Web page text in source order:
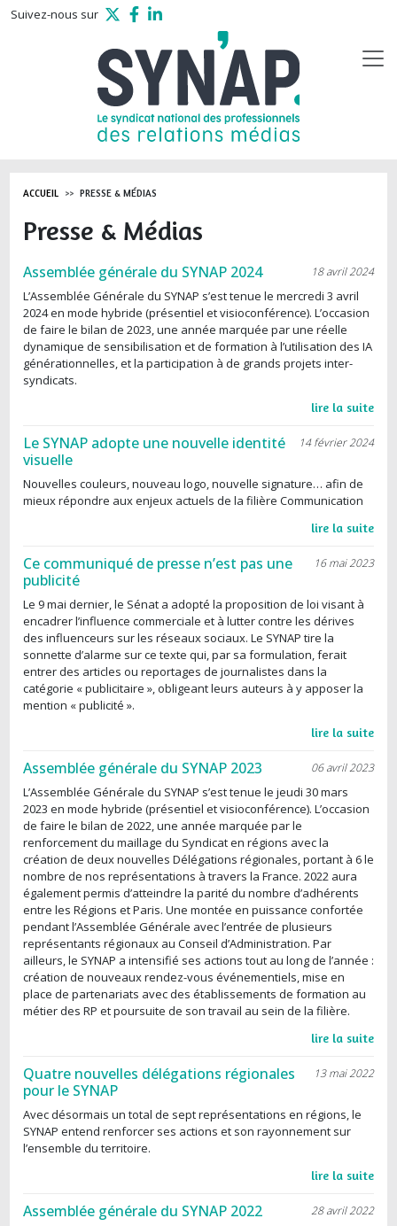
Aller au contenu principal
Suivez-nous sur
ACCUEIL PRESSE & MÉDIAS
Presse & Médias
18 avril 2024
Assemblée générale du SYNAP 2024
L’Assemblée Générale du SYNAP s’est tenue le mercredi 3 avril
2024 en mode hybride (présentiel et visioconférence). L’occasion
de faire le bilan de 2023, une année marquée par une réelle
dynamique de sensibilisation et de formation à l’utilisation des IA
générationnelles, et la participation à de grands projets inter-
syndicats.
lire la suite
14 février 2024
Le SYNAP adopte une nouvelle identité
visuelle
Nouvelles couleurs, nouveau logo, nouvelle signature… afin de
mieux répondre aux enjeux actuels de la filière Communication
lire la suite
16 mai 2023
Ce communiqué de presse n’est pas une
publicité
Le 9 mai dernier, le Sénat a adopté la proposition de loi visant à
encadrer l’influence commerciale et à lutter contre les dérives
des influenceurs sur les réseaux sociaux. Le SYNAP tire la
sonnette d’alarme sur ce texte qui, par sa formulation, ferait
entrer des articles ou reportages de journalistes dans la
catégorie « publicitaire », obligeant leurs auteurs à y apposer la
mention « publicité ».
lire la suite
06 avril 2023
Assemblée générale du SYNAP 2023
L’Assemblée Générale du SYNAP s’est tenue le jeudi 30 mars
2023 en mode hybride (présentiel et visioconférence). L’occasion
de faire le bilan de 2022, une année marquée par le
renforcement du maillage du Syndicat en régions avec la
création de deux nouvelles Délégations régionales, portant à 6 le
nombre de nos représentations à travers la France. 2022 aura
également permis d’atteindre la parité du nombre d’adhérents
entre les Régions et Paris. Une montée en puissance confortée
pendant l’Assemblée Générale avec l’entrée de plusieurs
représentants régionaux au Conseil d’Administration. Par
ailleurs, le SYNAP a intensifié ses actions tout au long de l’année :
création de nouveaux rendez-vous événementiels, mise en
place de partenariats avec des établissements de formation au
métier des RP et poursuite de son travail au sein de la filière.
lire la suite
13 mai 2022
Quatre nouvelles délégations régionales
pour le SYNAP
Avec désormais un total de sept représentations en régions, le
SYNAP entend renforcer ses actions et son rayonnement sur
l’ensemble du territoire.
lire la suite
28 avril 2022
Assemblée générale du SYNAP 2022